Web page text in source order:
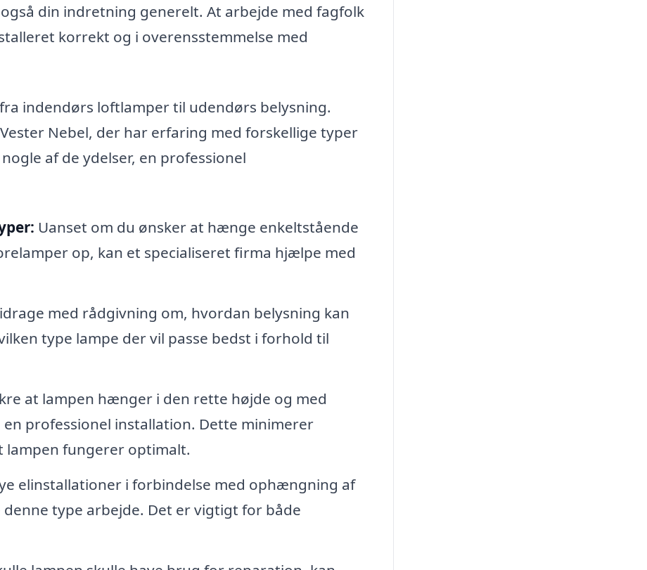
din indretning generelt. At arbejde med fagfolk
korrekt og i overensstemmelse med
indendørs loftlamper til udendørs belysning.
Nebel, der har erfaring med forskellige typer
af de ydelser, en professionel
Uanset om du ønsker at hænge enkeltstående
op, kan et specialiseret firma hjælpe med
med rådgivning om, hvordan belysning kan
type lampe der vil passe bedst i forhold til
at lampen hænger i den rette højde og med
professionel installation. Dette minimerer
lampen fungerer optimalt.
elinstallationer i forbindelse med ophængning af
type arbejde. Det er vigtigt for både